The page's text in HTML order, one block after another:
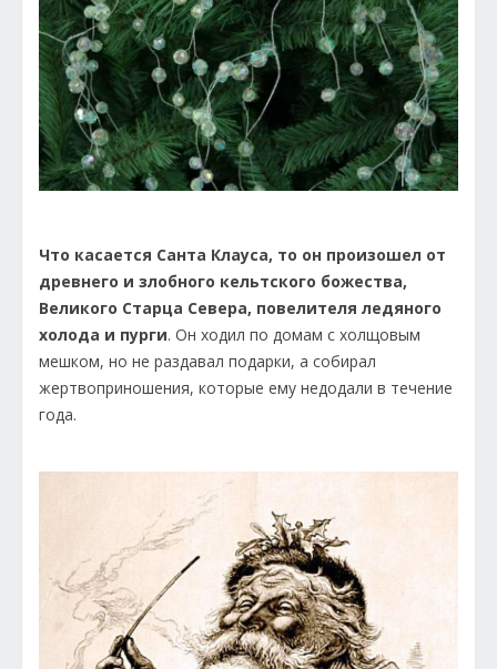
Что касается Санта Клауса, то он произошел от
древнего и злобного кельтского божества,
Великого Старца Севера, повелителя ледяного
холода и пурги. Он ходил по домам с холщовым
мешком, но не раздавал подарки, а собирал
жертвоприношения, которые ему недодали в течение
года.